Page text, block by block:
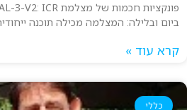
ביום ובלילה: המצלמה מכילה תוכנה
קרא עוד »
כללי